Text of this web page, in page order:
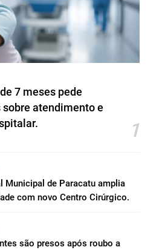
7 meses pede
atendimento e
1
Municipal de Paracatu amplia
com novo Centro Cirúrgico.
são presos após roubo a